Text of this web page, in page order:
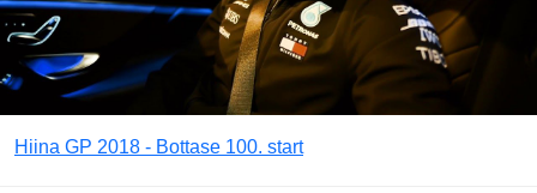
Hiina GP 2018 - Bottase 100. start